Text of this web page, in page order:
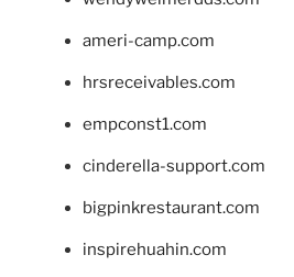
ameri-camp.com
hrsreceivables.com
empconst1.com
cinderella-support.com
bigpinkrestaurant.com
inspirehuahin.com